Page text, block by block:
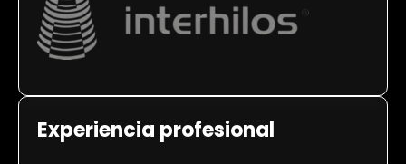
Experiencia profesional